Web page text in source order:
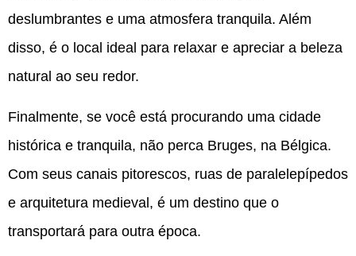
deslumbrantes e uma atmosfera tranquila. Além
disso, é o local ideal para relaxar e apreciar a beleza
natural ao seu redor.
Finalmente, se você está procurando uma cidade
histórica e tranquila, não perca Bruges, na Bélgica.
Com seus canais pitorescos, ruas de paralelepípedos
e arquitetura medieval, é um destino que o
transportará para outra época.